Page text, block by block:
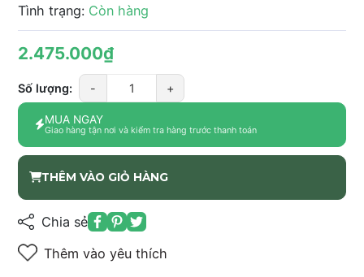
Tình trạng: Còn hàng
2.475.000₫
Số lượng: - +
MUA NGAY
Giao hàng tận nơi và kiểm tra hàng trước thanh toán
THÊM VÀO GIỎ HÀNG
Chia sẻ
Thêm vào yêu thích